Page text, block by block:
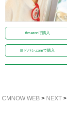
Amazonで購入
ヨドバシ.comで購入
CMNOW WEB> NEXT>